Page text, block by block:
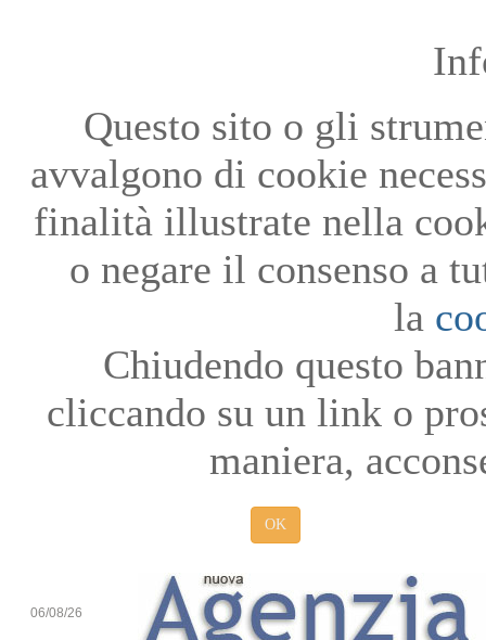
Questo sito o gli
avvalgono di cookie
finalità illustrate nella
o negare il consenso a
la
Chiudendo questo
cliccando su un link o
maniera,
OK
06/08/26